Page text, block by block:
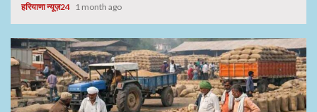
हरियाणा न्यूज़24 1 month ago